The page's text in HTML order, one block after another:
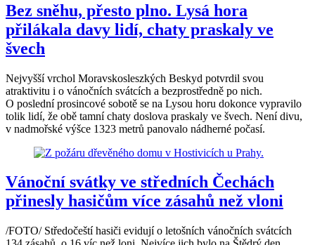
Bez sněhu, přesto plno. Lysá hora
přilákala davy lidí, chaty praskaly ve
švech
Nejvyšší vrchol Moravskosleszkých Beskyd potvrdil svou
atraktivitu i o vánočních svátcích a bezprostředně po nich.
O poslední prosincové sobotě se na Lysou horu dokonce vypravilo
tolik lidí, že obě tamní chaty doslova praskaly ve švech. Není divu,
v nadmořské výšce 1323 metrů panovalo nádherné počasí.
Vánoční svátky ve středních Čechách
přinesly hasičům více zásahů než vloni
/FOTO/ Středočeští hasiči evidují o letošních vánočních svátcích